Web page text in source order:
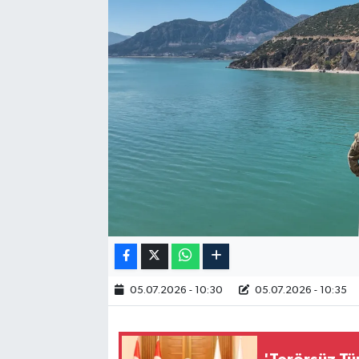
05.07.2026 - 10:30 05.07.2026 - 10:35
RESMİ İLAN